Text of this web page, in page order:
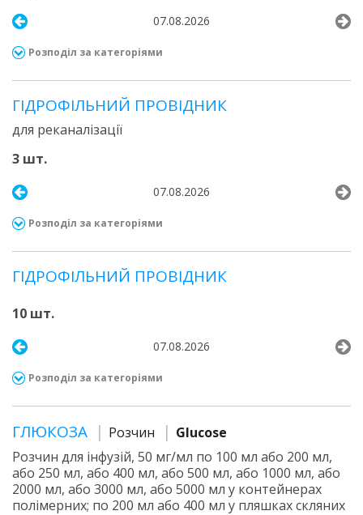
07.08.2026
Розподіл за категоріями
ГІДРОФІЛЬНИЙ ПРОВІДНИК
для реканалізації
3 шт.
07.08.2026
Розподіл за категоріями
ГІДРОФІЛЬНИЙ ПРОВІДНИК
10 шт.
07.08.2026
Розподіл за категоріями
ГЛЮКОЗА Розчин
Glucose
Розчин для інфузій, 50 мг/мл по 100 мл або 200 мл,
або 250 мл, або 400 мл, або 500 мл, або 1000 мл, або
2000 мл, або 3000 мл, або 5000 мл у контейнерах
полімерних; по 200 мл або 400 мл у пляшках скляних